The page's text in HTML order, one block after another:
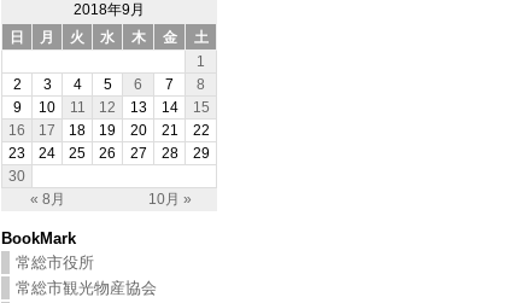
2018年9月
日
月 火 水 木 金 土
« 8月 10月 »
1
2
3 4 5 6 7
8
9
10 11 12 13 14
15
16
17 18 19 20 21
22
23
24 25 26 27 28
29
30
BookMark
常総市役所
常総市観光物産協会